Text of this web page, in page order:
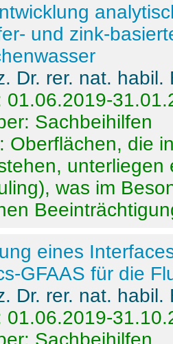
und zink-
Dr. rer. nat.
01.06.2019-
Sachbeihilfen
Oberflächen, die
was im
eines
GFAAS für die
Dr. rer. nat.
01.06.2019-
Sachbeihilfen